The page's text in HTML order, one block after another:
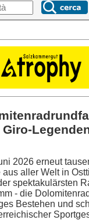
2026 erneut
aller Welt in
spektakulärsten
- die
Bestehen und